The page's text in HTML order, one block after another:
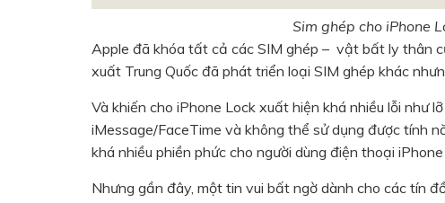
Sim ghép cho iPhone
Apple đã khóa tất cả các SIM ghép – vật bất ly thân
xuất Trung Quốc đã phát triển loại SIM ghép khác
Và khiến cho iPhone Lock xuất hiện khá nhiều lỗi như
iMessage/FaceTime và không thể sử dụng được tính
khá nhiều phiền phức cho người dùng điện thoại iPhone
Nhưng gần đây, một tin vui bất ngờ dành cho các tín